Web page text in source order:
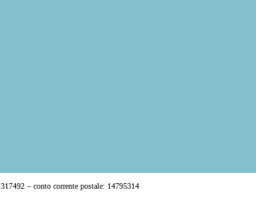
– conto corrente postale: 14795314